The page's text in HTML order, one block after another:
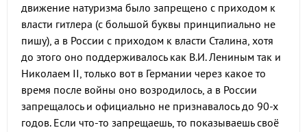
движение натуризма было запрещено с приходом к
власти гитлера (с большой буквы принципиально не
пишу), а в России с приходом к власти Сталина, хотя
до этого оно поддерживалось как В.И. Лениным так и
Николаем II, только вот в Германии через какое то
время после войны оно возродилось, а в России
запрещалось и официально не признавалось до 90-х
годов. Если что-то запрещаешь, то показываешь своё